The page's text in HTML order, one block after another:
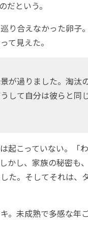
という。
合えなかった卵子
て見えた。
が過りました。淘汰
して自分は彼らと同
こっていない。「
かし、家族の秘密も
た。そしてそれは、
未成熟で多感な年